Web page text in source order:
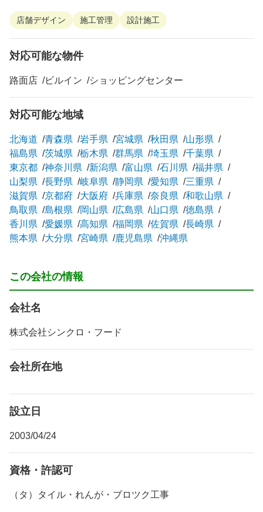
店舗デザイン 施工管理 設計施工
対応可能な物件
路面店 ビルイン ショッピングセンター
対応可能な地域
北海道 青森県 岩手県 宮城県 秋田県
山形県
福島県
茨城県 栃木県 群馬県 埼玉県
千葉県
東京都
神奈川県 新潟県 富山県 石川県
福井県
山梨県
長野県 岐阜県 静岡県 愛知県
三重県
滋賀県
京都府 大阪府 兵庫県 奈良県
和歌山県
鳥取県
島根県 岡山県 広島県 山口県
徳島県
香川県
愛媛県 高知県 福岡県 佐賀県
長崎県
熊本県
大分県 宮崎県 鹿児島県 沖縄県
この会社の情報
会社名
株式会社シンクロ・フード
会社所在地
設立日
2003/04/24
資格・許認可
（タ）タイル・れんが・ブロツク工事